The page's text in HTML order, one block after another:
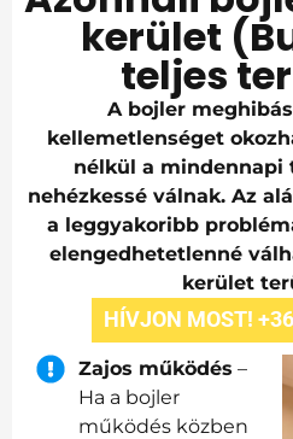
kerület
teljes
A bojler
kellemetlenséget
nélkül a mindennapi
nehézkessé válnak. Az
a leggyakoribb
elengedhetetlenné
kerület
HÍVJON MOST!
Zajos működés –
Ha a bojler
működés közben